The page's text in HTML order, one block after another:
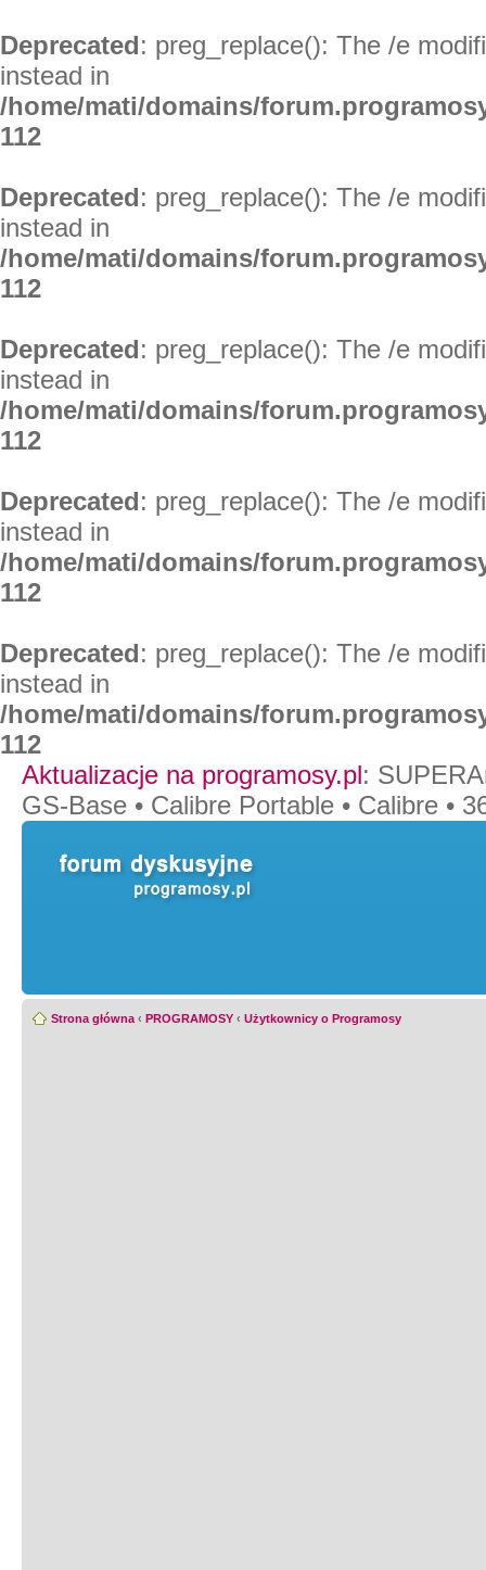
Deprecated: preg_replace(): The /e
instead in
/home/mati/domains/
112
Deprecated: preg_replace(): The /e
instead in
/home/mati/domains/
112
Deprecated: preg_replace(): The /e
instead in
/home/mati/domains/
112
Deprecated: preg_replace(): The /e
instead in
/home/mati/domains/
112
Deprecated: preg_replace(): The /e
instead in
/home/mati/domains/
112
Aktualizacje na programosy.pl:
GS-Base • Calibre Portable • Calibre •
Strona główna ‹ PROGRAMOSY ‹ Użytkownicy o Programosy